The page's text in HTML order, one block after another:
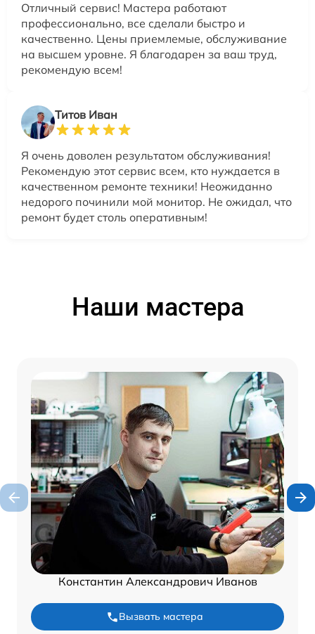
Отличный сервис! Мастера работают
профессионально, все сделали быстро и
качественно. Цены приемлемые, обслуживание
на высшем уровне. Я благодарен за ваш труд,
рекомендую всем!
Титов Иван
Я очень доволен результатом обслуживания!
Рекомендую этот сервис всем, кто нуждается в
качественном ремонте техники! Неожиданно
недорого починили мой монитор. Не ожидал, что
ремонт будет столь оперативным!
Наши мастера
Константин Александрович Иванов
Вызвать мастера